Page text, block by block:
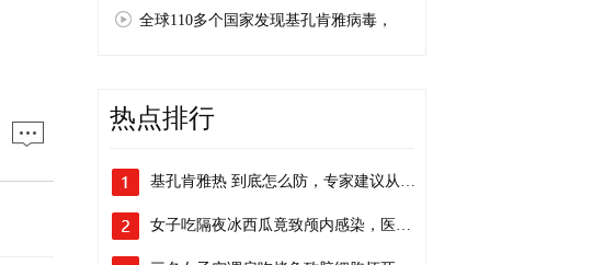
全球110多个国家发现基孔肯雅病毒，
热点排行
基孔肯雅热 到底怎么防，专家建议从…
女子吃隔夜冰西瓜竟致颅内感染，医生…